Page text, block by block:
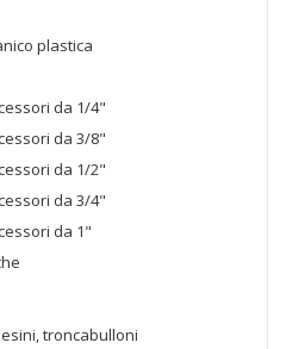
plastica
da 1/4"
da 3/8"
da 1/2"
da 3/4"
da 1"
troncabulloni